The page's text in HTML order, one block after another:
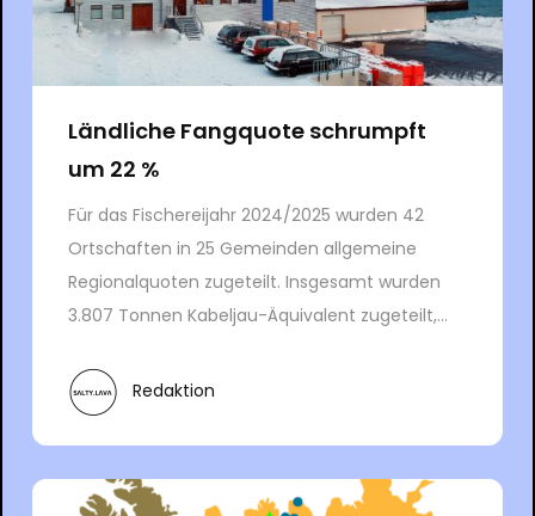
Ländliche Fangquote schrumpft
um 22 %
Für das Fischereijahr 2024/2025 wurden 42
Ortschaften in 25 Gemeinden allgemeine
Regionalquoten zugeteilt. Insgesamt wurden
3.807 Tonnen Kabeljau-Äquivalent zugeteilt,...
Redaktion